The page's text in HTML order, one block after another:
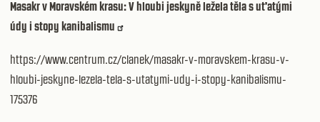
Masakr v Moravském krasu: V hloubi jeskyně ležela těla s uťatými
údy i stopy kanibalismu
https://www.centrum.cz/clanek/masakr-v-moravskem-krasu-v-
hloubi-jeskyne-lezela-tela-s-utatymi-udy-i-stopy-kanibalismu-
175376